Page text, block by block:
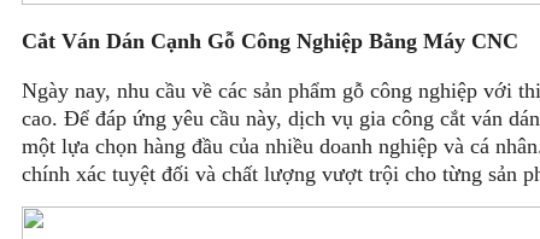
Cắt Ván Dán Cạnh Gỗ Công Nghiệp Bằng Máy CNC
Ngày nay, nhu cầu về các sản phẩm gỗ công nghiệp với
cao. Để đáp ứng yêu cầu này, dịch vụ gia công cắt ván
một lựa chọn hàng đầu của nhiều doanh nghiệp và cá
chính xác tuyệt đối và chất lượng vượt trội cho từng sản